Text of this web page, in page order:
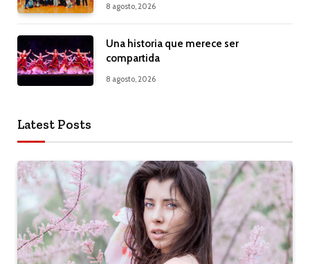
8 agosto, 2026
Una historia que merece ser
compartida
8 agosto, 2026
Latest Posts